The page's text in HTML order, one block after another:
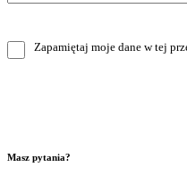
Zapamiętaj moje dane w tej
Masz pytania?